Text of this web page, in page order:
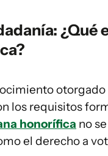
¿Qué
otorgado
los requisitos
honorífica no
el derecho a